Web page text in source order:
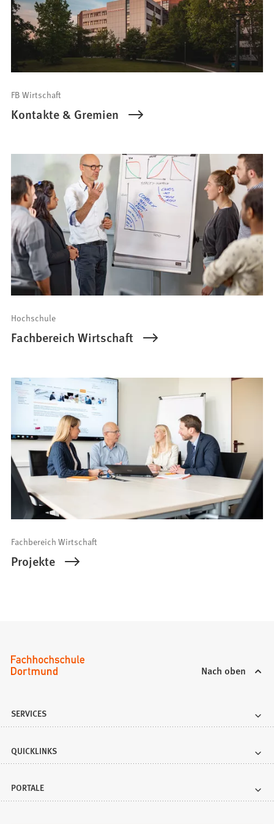
FB Wirtschaft
Kontakte & Gremien
Hochschule
Fachbereich Wirtschaft
Fachbereich Wirtschaft
Projekte
Nach oben
SERVICES
QUICKLINKS
PORTALE